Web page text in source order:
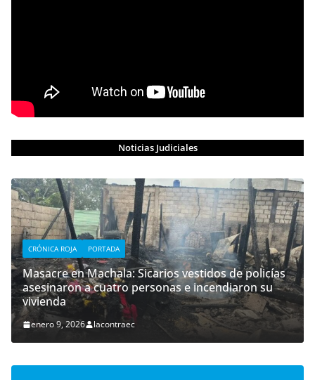
Noticias Judiciales
CRÓNICA ROJA PORTADA
Masacre en Machala: Sicarios vestidos de policías
asesinaron a cuatro personas e incendiaron su
vivienda
enero 9, 2026 lacontraec